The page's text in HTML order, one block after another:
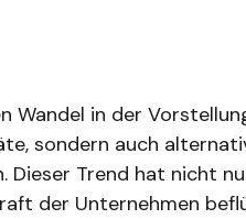
Wandel in der
sondern auch
Dieser Trend hat nicht
der Unternehmen